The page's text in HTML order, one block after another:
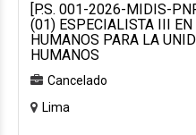
[P.S. 001-2026-MIDIS-
(01) ESPECIALISTA III EN
HUMANOS PARA LA
HUMANOS
Cancelado
Lima